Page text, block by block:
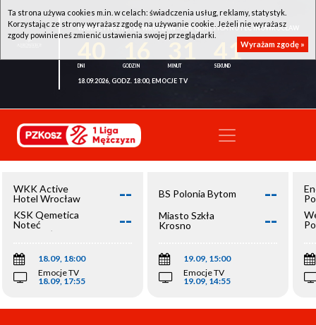
WKK ACTIVE HOTEL WROCŁAW - KSK QEMETICA NOTEĆ INOWROCŁAW
41
18.09.2026, GODZ. 18:00, EMOCJE TV
WKK Active
Hotel Wrocław
--
KSK Qemetica
Noteć
Inowrocław
--
18.09, 18:00
Emocje TV
18.09, 17:55
BS Polonia Bytom --
Miasto Szkła
Krosno
--
19.09, 15:00
Emocje TV
19.09, 14:55
Ta strona używa cookies m.in. w celach: świadczenia usług, reklamy, statystyk.
Korzystając ze strony wyrażasz zgodę na używanie cookie. Jeżeli nie wyrażasz
zgody powinieneś zmienić ustawienia swojej przeglądarki.
Wyrażam zgodę »